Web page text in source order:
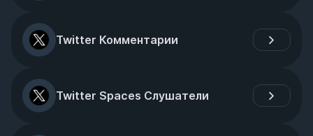
Twitter Комментарии
Twitter Spaces Слушатели